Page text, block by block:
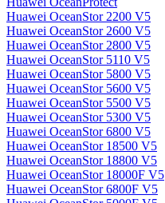
Huawei OceanStor 2200 V5
Huawei OceanStor 2600 V5
Huawei OceanStor 2800 V5
Huawei OceanStor 5110 V5
Huawei OceanStor 5800 V5
Huawei OceanStor 5600 V5
Huawei OceanStor 5500 V5
Huawei OceanStor 5300 V5
Huawei OceanStor 6800 V5
Huawei OceanStor 18500 V5
Huawei OceanStor 18800 V5
Huawei OceanStor 18000F V5
Huawei OceanStor 6800F V5